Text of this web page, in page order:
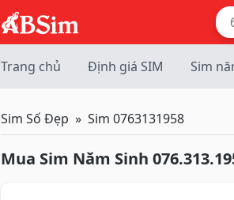
Trang chủ Định giá SIM Sim
Sim Số Đẹp Sim 0763131958
Mua Sim Năm Sinh